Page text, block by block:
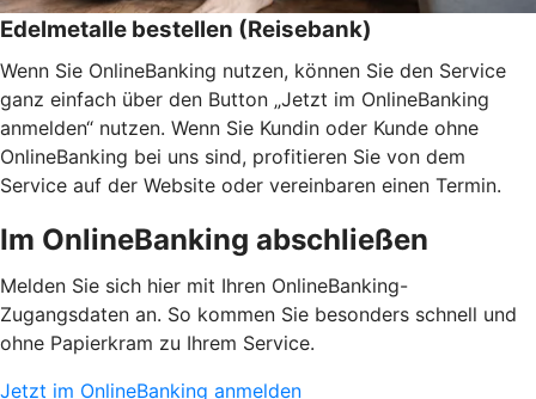
Edelmetalle bestellen (Reisebank)
Wenn Sie OnlineBanking nutzen, können Sie den Service
ganz einfach über den Button „Jetzt im OnlineBanking
anmelden“ nutzen. Wenn Sie Kundin oder Kunde ohne
OnlineBanking bei uns sind, profitieren Sie von dem
Service auf der Website oder vereinbaren einen Termin.
Im OnlineBanking abschließen
Melden Sie sich hier mit Ihren OnlineBanking-
Zugangsdaten an. So kommen Sie besonders schnell und
ohne Papierkram zu Ihrem Service.
Jetzt im OnlineBanking anmelden